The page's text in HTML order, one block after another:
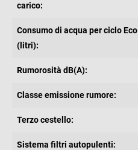
carico:
Consumo di acqua per ciclo Eco
(litri):
Rumorosità dB(A):
Classe emissione rumore:
Terzo cestello:
Sistema filtri autopulenti: